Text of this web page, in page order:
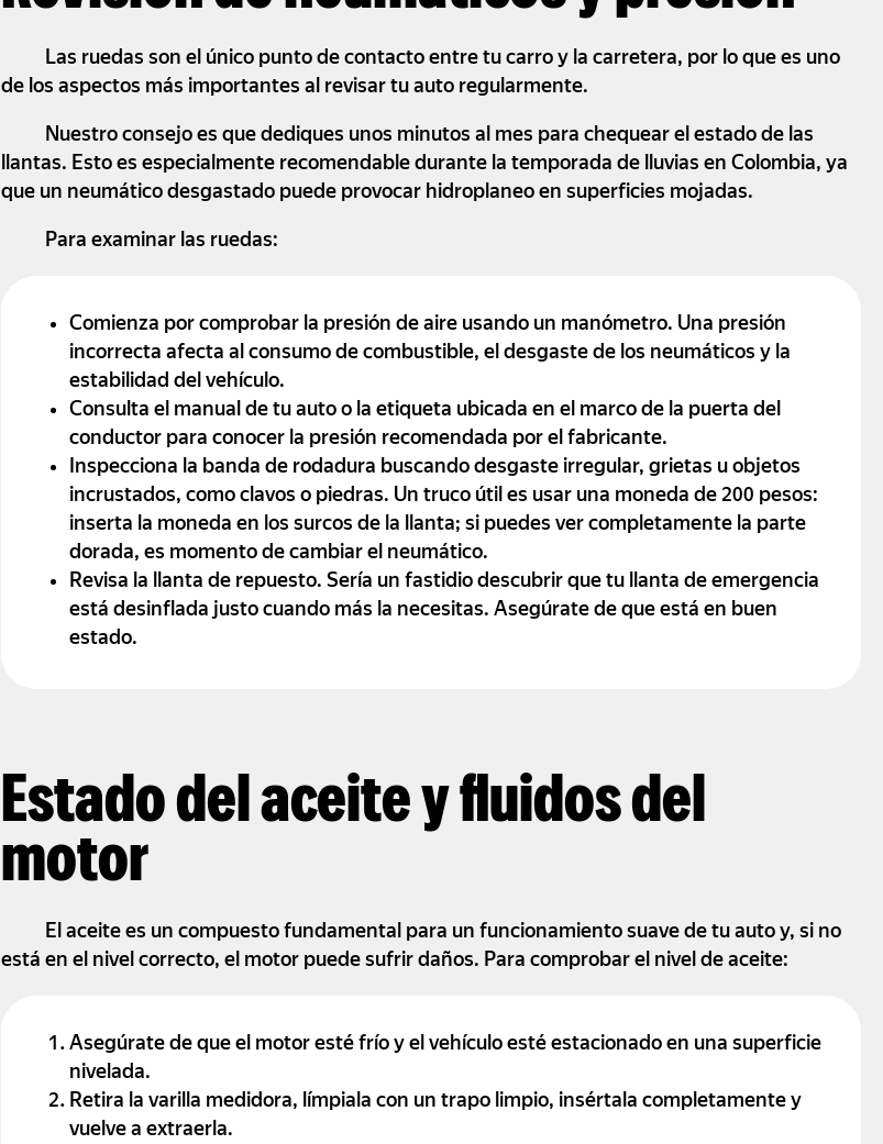
Las ruedas son el único punto de contacto entre tu carro y la carretera, por lo que es uno
de los aspectos más importantes al revisar tu auto regularmente.
Nuestro consejo es que dediques unos minutos al mes para chequear el estado de las
llantas. Esto es especialmente recomendable durante la temporada de lluvias en Colombia, ya
que un neumático desgastado puede provocar hidroplaneo en superficies mojadas.
Para examinar las ruedas:
Comienza por comprobar la presión de aire usando un manómetro. Una presión
incorrecta afecta al consumo de combustible, el desgaste de los neumáticos y la
estabilidad del vehículo.
Consulta el manual de tu auto o la etiqueta ubicada en el marco de la puerta del
conductor para conocer la presión recomendada por el fabricante.
Inspecciona la banda de rodadura buscando desgaste irregular, grietas u objetos
incrustados, como clavos o piedras. Un truco útil es usar una moneda de 200 pesos:
inserta la moneda en los surcos de la llanta; si puedes ver completamente la parte
dorada, es momento de cambiar el neumático.
Revisa la llanta de repuesto. Sería un fastidio descubrir que tu llanta de emergencia
está desinflada justo cuando más la necesitas. Asegúrate de que está en buen
estado.
Estado del aceite y fluidos del
motor
El aceite es un compuesto fundamental para un funcionamiento suave de tu auto y, si no
está en el nivel correcto, el motor puede sufrir daños. Para comprobar el nivel de aceite:
Asegúrate de que el motor esté frío y el vehículo esté estacionado en una superficie
nivelada.
Retira la varilla medidora, límpiala con un trapo limpio, insértala completamente y
vuelve a extraerla.